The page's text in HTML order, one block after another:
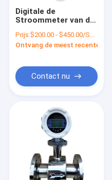
Digitale de
Stroommeter van de
Vloeibare Meter van
de Turbinestroom
Prijs:$200.00 - $450.00/Sets
Ontvang de meest recente Prijs
Contact nu